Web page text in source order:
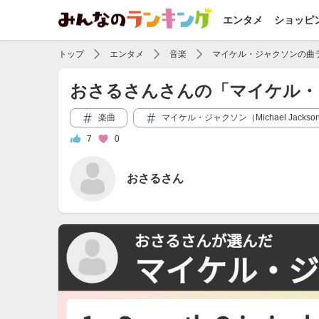
エンタメ ショッピ
トップ エンタメ 音楽 マイケル・ジャクソンの曲
おさるさんさんの「マイケル
楽曲 マイケル・ジャクソン（Michael
7 0
おさるさん